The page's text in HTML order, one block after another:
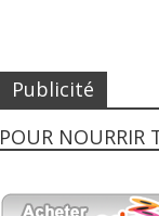
Publicité
POUR NOURRIR